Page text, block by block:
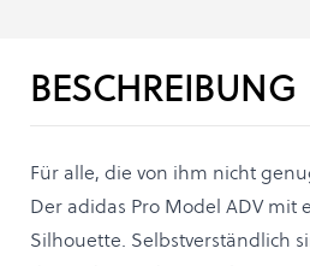
BESCHREIBUNG
Für alle, die von ihm nicht
Der adidas Pro Model ADV mit
Silhouette. Selbstverständlich